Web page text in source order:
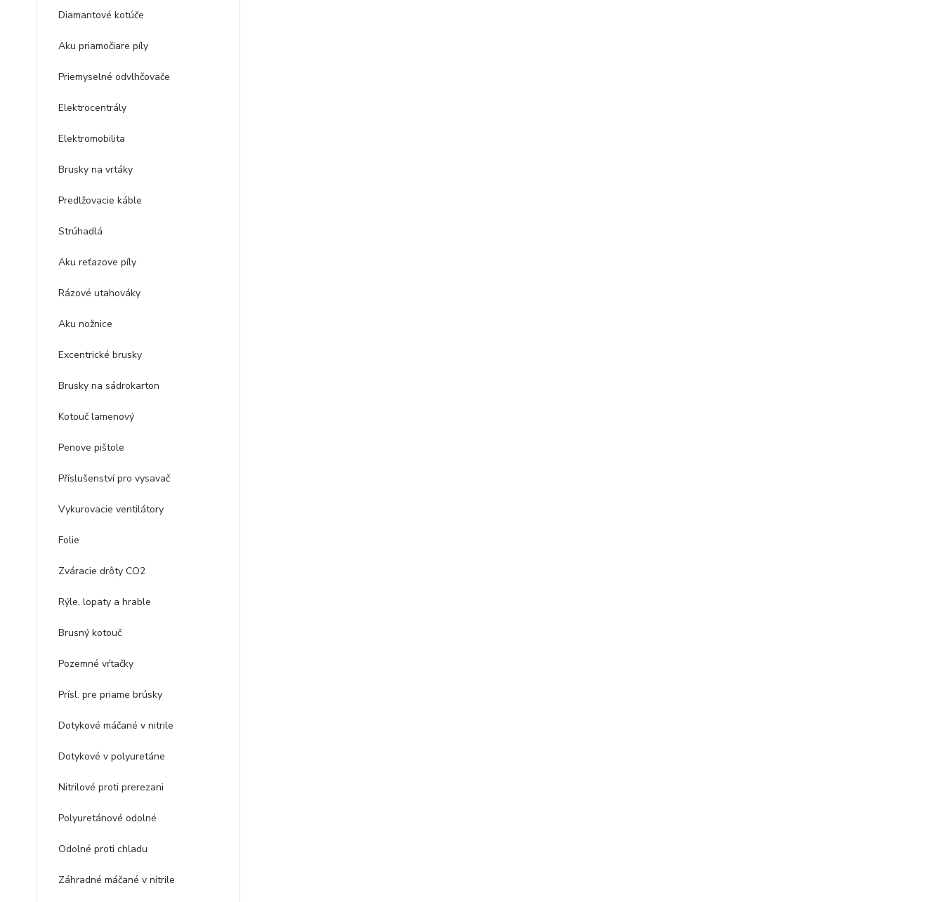
Diamantové kotúče
Aku priamočiare píly
Priemyselné odvlhčovače
Elektrocentrály
Elektromobilita
Brusky na vrtáky
Predlžovacie káble
Strúhadlá
Aku reťazove píly
Rázové utahováky
Aku nožnice
Excentrické brusky
Brusky na sádrokarton
Kotouč lamenový
Penove pištole
Příslušenství pro vysavač
Vykurovacie ventilátory
Folie
Zváracie drôty CO2
Rýle, lopaty a hrable
Brusný kotouč
Pozemné vŕtačky
Prísl. pre priame brúsky
Dotykové máčané v nitrile
Dotykové v polyuretáne
Nitrilové proti prerezani
Polyuretánové odolné
Odolné proti chladu
Záhradné máčané v nitrile